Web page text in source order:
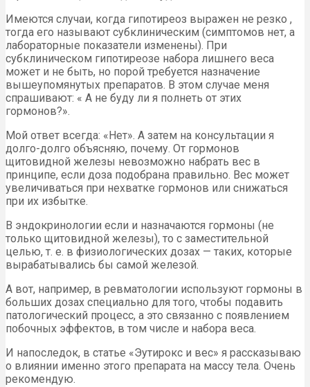
Имеются случаи, когда гипотиреоз выражен не резко ,
тогда его называют субклиническим (симптомов нет, а
лабораторные показатели изменены). При
субклиническом гипотиреозе набора лишнего веса
может и не быть, но порой требуется назначение
вышеупомянутых препаратов. В этом случае меня
спрашивают: « А не буду ли я полнеть от этих
гормонов?».
Мой ответ всегда: «Нет». А затем на консультации я
долго-долго объясняю, почему. От гормонов
щитовидной железы невозможно набрать вес в
принципе, если доза подобрана правильно. Вес может
увеличиваться при нехватке гормонов или снижаться
при их избытке.
В эндокринологии если и назначаются гормоны (не
только щитовидной железы), то с заместительной
целью, т. е. в физиологических дозах — таких, которые
вырабатывались бы самой железой.
А вот, например, в ревматологии используют гормоны в
больших дозах специально для того, чтобы подавить
патологический процесс, а это связанно с появлением
побочных эффектов, в том числе и набора веса.
И напоследок, в статье «Эутирокс и вес» я рассказываю
о влиянии именно этого препарата на массу тела. Очень
рекомендую.